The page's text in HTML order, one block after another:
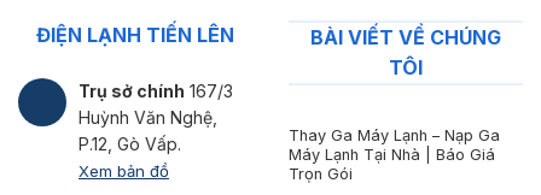
ĐIỆN LẠNH TIẾN LÊN
Trụ sở chính 167/3
Huỳnh Văn Nghệ,
P.12, Gò Vấp.
Xem bản đồ
BÀI VIẾT VỀ CHÚNG
TÔI
Thay Ga Máy Lạnh – Nạp Ga
Máy Lạnh Tại Nhà | Báo Giá
Trọn Gói